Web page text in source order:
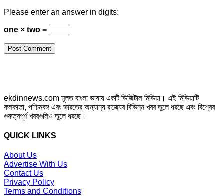
Please enter an answer in digits:
one × two =
ekdinnews.com মূলত বাংলা ভাষায় একটি ডিজিটাল মিডিয়া। এই মিডিয়াটি
কলকাতা, পশ্চিমবঙ্গ এবং ভারতের অন্যান্য রাজ্যের বিভিন্ন খবর তুলে ধরছে এবং বিশ্বের
গুরুত্বপূর্ণ খবরগুলিও তুলে ধরছে।
QUICK LINKS
About Us
Advertise With Us
Contact Us
Privacy Policy
Terms and Conditions